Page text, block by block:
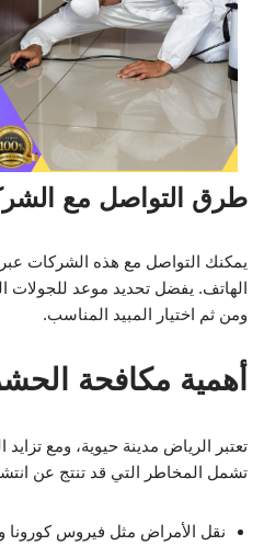
طرق التواصل مع
يمكنك التواصل مع هذه الشركات عبر
الهاتف. يفضل تحديد موعد للجولات
ومن ثم اختيار المبيد المناسب.
أهمية مكافحة
تعتبر الرياض مدينة حيوية، ومع
تشمل المخاطر التي قد تنتج عن
نقل الأمراض مثل فيروس كورونا